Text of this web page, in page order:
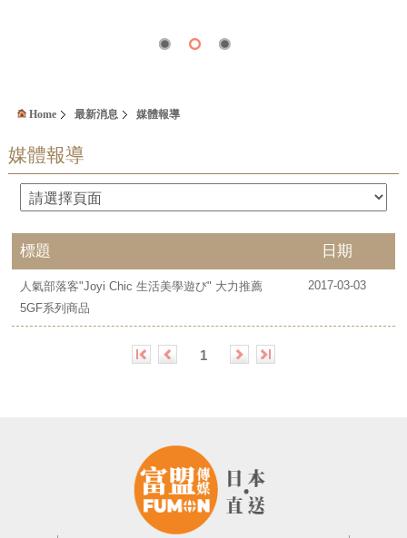
Home 最新消息 媒體報導
媒體報導
標題 日期
人氣部落客"Joyi Chic 生活美學遊び" 大力推薦
5GF系列商品
2017-03-03
1